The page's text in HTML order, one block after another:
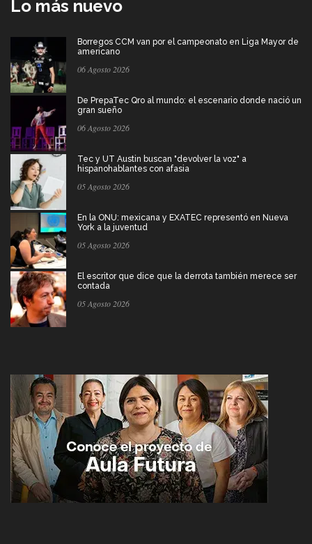
Lo más nuevo
Borregos CCM van por el campeonato en Liga Mayor de
americano
06 Agosto 2026
De PrepaTec Qro al mundo: el escenario donde nació un
gran sueño
06 Agosto 2026
Tec y UT Austin buscan "devolver la voz" a
hispanohablantes con afasia
05 Agosto 2026
En la ONU: mexicana y EXATEC representó en Nueva
York a la juventud
05 Agosto 2026
El escritor que dice que la derrota también merece ser
contada
05 Agosto 2026